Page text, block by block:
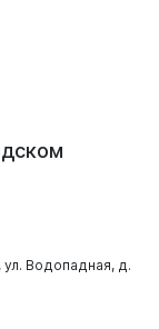
Водопадная, д.